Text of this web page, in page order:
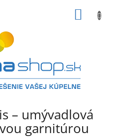
– umývadlová
garnitúrou